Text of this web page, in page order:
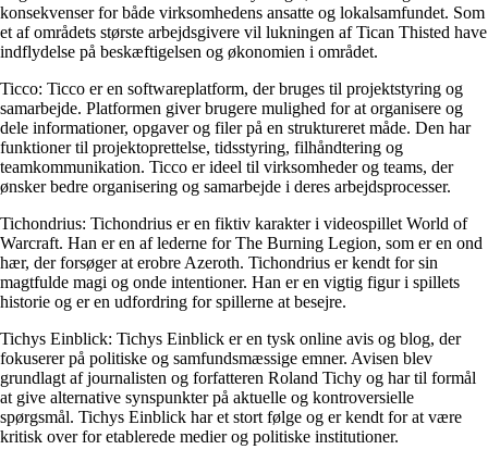
konsekvenser for både virksomhedens ansatte og lokalsamfundet. Som
et af områdets største arbejdsgivere vil lukningen af Tican Thisted have
indflydelse på beskæftigelsen og økonomien i området.
Ticco: Ticco er en softwareplatform, der bruges til projektstyring og
samarbejde. Platformen giver brugere mulighed for at organisere og
dele informationer, opgaver og filer på en struktureret måde. Den har
funktioner til projektoprettelse, tidsstyring, filhåndtering og
teamkommunikation. Ticco er ideel til virksomheder og teams, der
ønsker bedre organisering og samarbejde i deres arbejdsprocesser.
Tichondrius: Tichondrius er en fiktiv karakter i videospillet World of
Warcraft. Han er en af lederne for The Burning Legion, som er en ond
hær, der forsøger at erobre Azeroth. Tichondrius er kendt for sin
magtfulde magi og onde intentioner. Han er en vigtig figur i spillets
historie og er en udfordring for spillerne at besejre.
Tichys Einblick: Tichys Einblick er en tysk online avis og blog, der
fokuserer på politiske og samfundsmæssige emner. Avisen blev
grundlagt af journalisten og forfatteren Roland Tichy og har til formål
at give alternative synspunkter på aktuelle og kontroversielle
spørgsmål. Tichys Einblick har et stort følge og er kendt for at være
kritisk over for etablerede medier og politiske institutioner.